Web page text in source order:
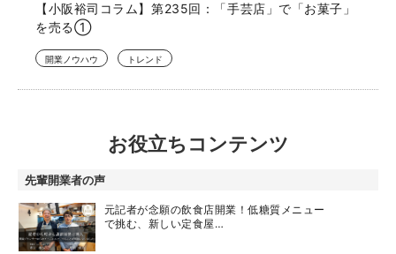
【小阪裕司コラム】第235回：「手芸店」で「お菓子」
を売る①
開業ノウハウ トレンド
お役立ちコンテンツ
先輩開業者の声
元記者が念願の飲食店開業！低糖質メニュー
で挑む、新しい定食屋…